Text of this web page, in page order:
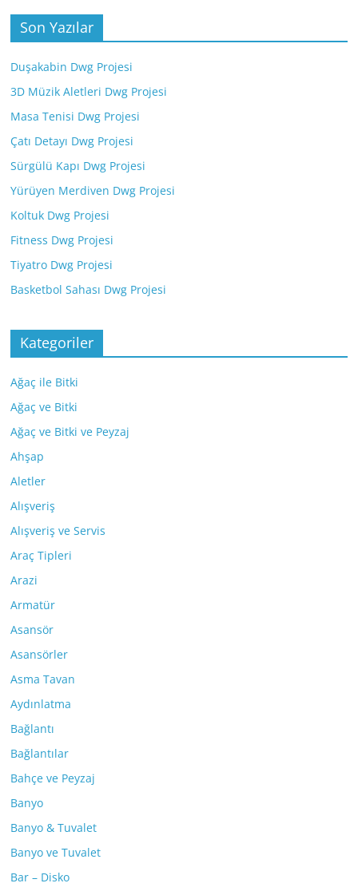
Son Yazılar
Duşakabin Dwg Projesi
3D Müzik Aletleri Dwg Projesi
Masa Tenisi Dwg Projesi
Çatı Detayı Dwg Projesi
Sürgülü Kapı Dwg Projesi
Yürüyen Merdiven Dwg Projesi
Koltuk Dwg Projesi
Fitness Dwg Projesi
Tiyatro Dwg Projesi
Basketbol Sahası Dwg Projesi
Kategoriler
Ağaç ile Bitki
Ağaç ve Bitki
Ağaç ve Bitki ve Peyzaj
Ahşap
Aletler
Alışveriş
Alışveriş ve Servis
Araç Tipleri
Arazi
Armatür
Asansör
Asansörler
Asma Tavan
Aydınlatma
Bağlantı
Bağlantılar
Bahçe ve Peyzaj
Banyo
Banyo & Tuvalet
Banyo ve Tuvalet
Bar – Disko